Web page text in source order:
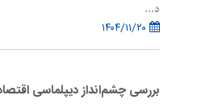
د...
بررسی چشم‌انداز دیپلماسی